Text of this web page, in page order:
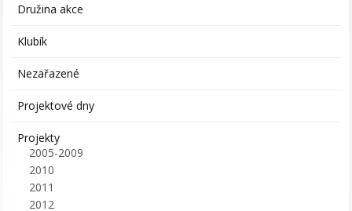
Družina akce
Klubík
Nezařazené
Projektové dny
Projekty
2005-2009
2010
2011
2012